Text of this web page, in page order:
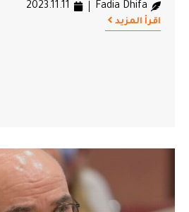
Fadia Dhifa
2023.11.11
اقرأ المزيد